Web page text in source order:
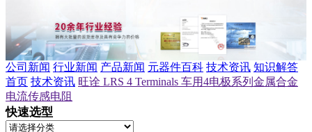
公司新闻 行业新闻 产品新闻 元器件百科 技术资讯 知识解答
首页 技术资讯 旺诠 LRS 4 Terminals 车用4电极系列金属合金
电流传感电阻
快速选型